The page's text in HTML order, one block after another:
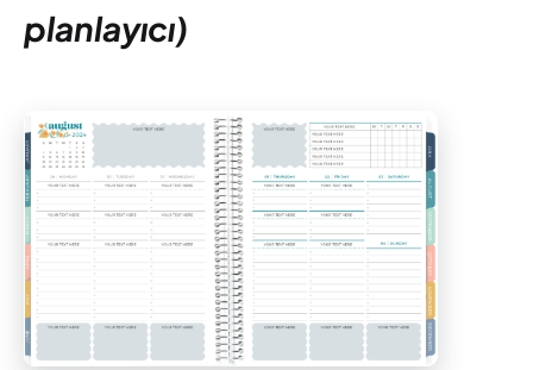
planlayıcı)